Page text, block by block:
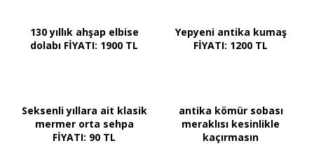
130 yıllık ahşap elbise
dolabı FİYATI: 1900 TL
Yepyeni antika kumaş
FİYATI: 1200 TL
Seksenli yıllara ait klasik
mermer orta sehpa
FİYATI: 90 TL
antika kömür sobası
meraklısı kesinlikle
kaçırmasın